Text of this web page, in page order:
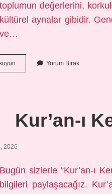
toplumun değerlerini,
kültürel aynalar gibidir.
ve…
Eğlenceli
gençlik
Yorum Bırak
Kur’an-ı
2026
Bugün sizlerle “Kur’an-ı
bilgileri paylaşacağız.